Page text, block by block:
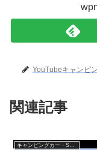
YouTubeキャンピ
関連記事
キャンピングカー・SUV人気車種